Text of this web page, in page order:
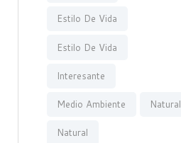
Estilo De Vida
Estilo De Vida
Interesante
Medio Ambiente Natural
Natural